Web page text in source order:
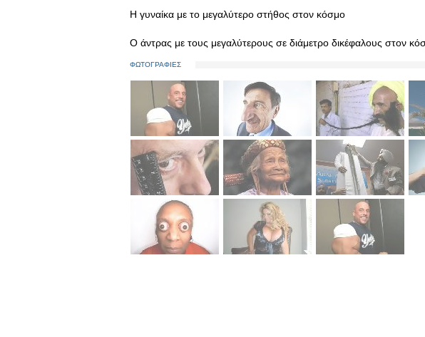
Η γυναίκα με το μεγαλύτερο στήθος στον κόσμο
Ο άντρας με τους μεγαλύτερους σε διάμετρο δικέφαλους στον
ΦΩΤΟΓΡΑΦΙΕΣ